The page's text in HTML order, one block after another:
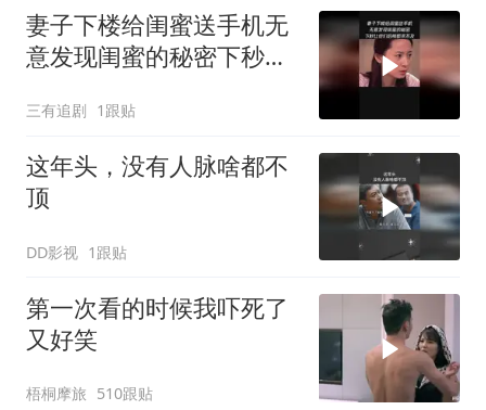
妻子下楼给闺蜜送手机无
意发现闺蜜的秘密下秒让
三有追剧 1跟贴
这年头，没有人脉啥都不
顶
DD影视 1跟贴
第一次看的时候我吓死了
又好笑
梧桐摩旅 510跟贴